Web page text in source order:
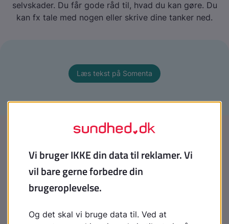
selvskader. Du får gode råd til, hvad du kan gøre. Du
kan fx tale med nogen eller skrive dine tanker ned.
Læs tekst på Somenta